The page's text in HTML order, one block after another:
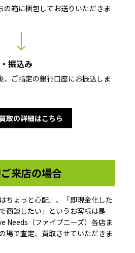
の箱に梱包してお送りいただきま
振込み
、ご指定の銀行口座にお振込しま
取の詳細はこちら
来店の場合
ちょっと心配」、「即現金化した
商談したい」というお客様は是
Needs（ファイブニーズ）各店ま
場で査定、買取させていただきま